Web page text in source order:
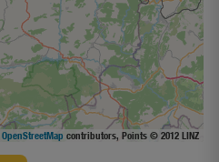
OpenStreetMap contributors, Points © 2012 LINZ